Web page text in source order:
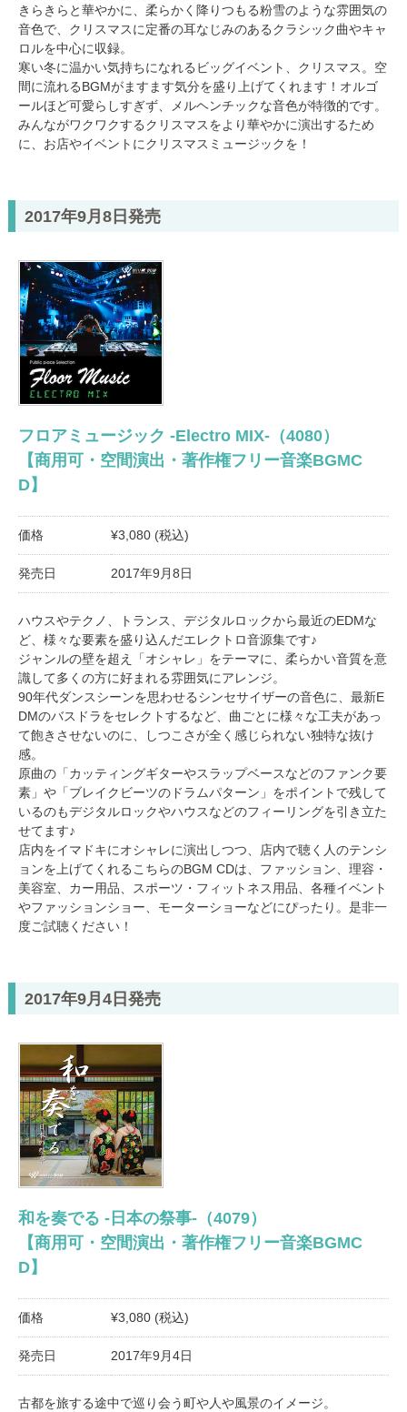
きらきらと華やかに、柔らかく降りつもる粉雪のような雰囲気の
音色で、クリスマスに定番の耳なじみのあるクラシック曲やキャ
ロルを中心に収録。
寒い冬に温かい気持ちになれるビッグイベント、クリスマス。空
間に流れるBGMがますます気分を盛り上げてくれます！オルゴ
ールほど可愛らしすぎず、メルヘンチックな音色が特徴的です。
みんながワクワクするクリスマスをより華やかに演出するため
に、お店やイベントにクリスマスミュージックを！
2017年9月8日発売
フロアミュージック -Electro MIX-（4080）
【商用可・空間演出・著作権フリー音楽BGMC
D】
価格 ¥3,080 (税込)
発売日 2017年9月8日
ハウスやテクノ、トランス、デジタルロックから最近のEDMな
ど、様々な要素を盛り込んだエレクトロ音源集です♪
ジャンルの壁を超え「オシャレ」をテーマに、柔らかい音質を意
識して多くの方に好まれる雰囲気にアレンジ。
90年代ダンスシーンを思わせるシンセサイザーの音色に、最新E
DMのバスドラをセレクトするなど、曲ごとに様々な工夫があっ
て飽きさせないのに、しつこさが全く感じられない独特な抜け
感。
原曲の「カッティングギターやスラップベースなどのファンク要
素」や「ブレイクビーツのドラムパターン」をポイントで残して
いるのもデジタルロックやハウスなどのフィーリングを引き立た
せてます♪
店内をイマドキにオシャレに演出しつつ、店内で聴く人のテンシ
ョンを上げてくれるこちらのBGM CDは、ファッション、理容・
美容室、カー用品、スポーツ・フィットネス用品、各種イベント
やファッションショー、モーターショーなどにぴったり。是非一
度ご試聴ください！
2017年9月4日発売
和を奏でる -日本の祭事-（4079）
【商用可・空間演出・著作権フリー音楽BGMC
D】
価格 ¥3,080 (税込)
発売日 2017年9月4日
古都を旅する途中で巡り会う町や人や風景のイメージ。